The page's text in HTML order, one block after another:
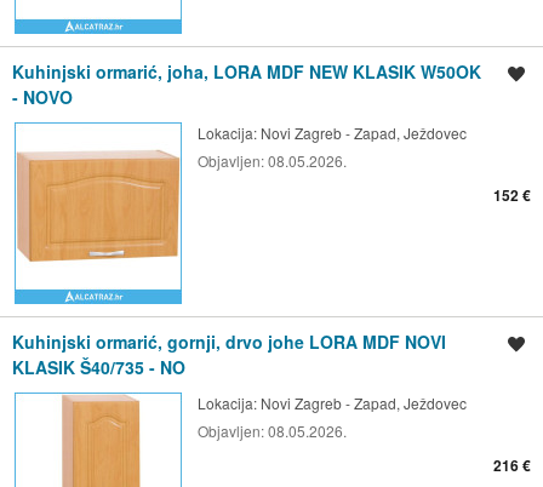
Kuhinjski ormarić, joha, LORA MDF NEW KLASIK W50OK
- NOVO
Lokacija: Novi Zagreb - Zapad, Ježdovec
Objavljen:08.05.2026.
152 €
Kuhinjski ormarić, gornji, drvo johe LORA MDF NOVI
KLASIK Š40/735 - NO
Lokacija: Novi Zagreb - Zapad, Ježdovec
Objavljen:08.05.2026.
216 €